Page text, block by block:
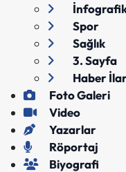
Spor
Sağlık
3. Sayfa
Haber
Foto Galeri
Video
Yazarlar
Röportaj
Biyografi